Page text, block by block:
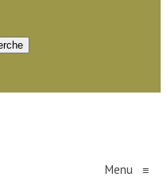
Menu ≡